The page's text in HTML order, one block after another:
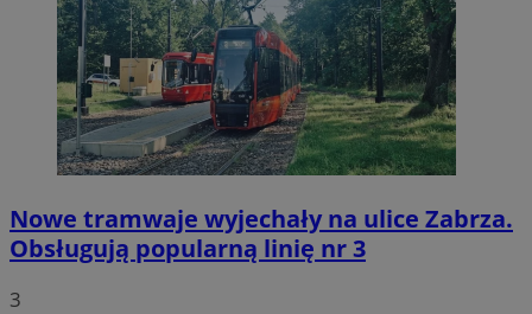
Nowe tramwaje wyjechały na ulice Zabrza.
Obsługują popularną linię nr 3
3